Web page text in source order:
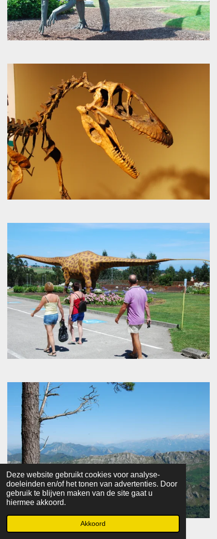
Deze website gebruikt cookies voor analyse-
doeleinden en/of het tonen van advertenties. Door
gebruik te blijven maken van de site gaat u
hiermee akkoord.
Akkoord